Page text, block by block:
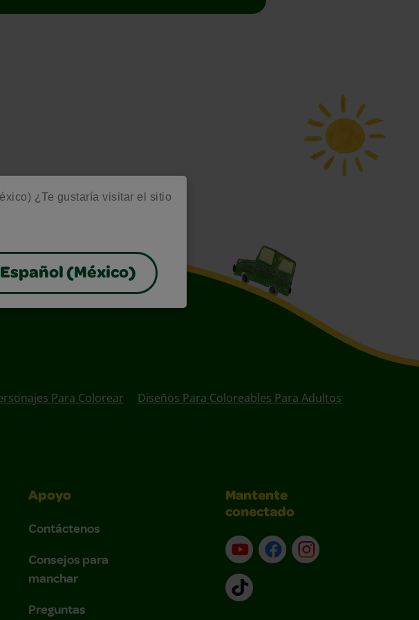
¿Te gustaría visitar el sitio
Español (México)
Para Colorear Diseños Para Coloreables Para Adultos
Apoyo
Contáctenos
Consejos para
manchar
Preguntas
Mantente
conectado
YouTube (en inglés)
Facebook (en inglés)
Instagram (en
TikTok